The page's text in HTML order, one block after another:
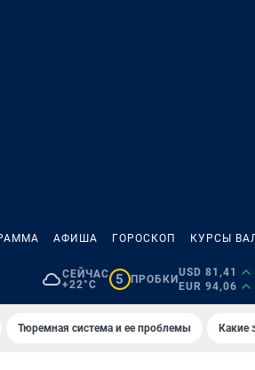
АФИША ГОРОСКОП КУРСЫ
СЕЙЧАС
+22°C
5 ПРОБКИ
USD 81,41
EUR 94,06
Тюремная система и ее проблемы Какие